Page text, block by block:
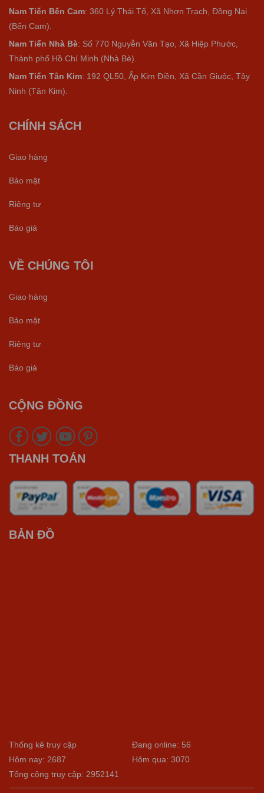
Nam Tiến Bến Cam: 360 Lý Thái Tổ, Xã Nhơn Trạch, Đồng Nai
(Bến Cam).
Nam Tiến Nhà Bè: Số 770 Nguyễn Văn Tạo, Xã Hiệp Phước,
Thành phố Hồ Chí Minh (Nhà Bè).
Nam Tiến Tân Kim: 192 QL50, Ấp Kim Điền, Xã Cần Giuộc, Tây
Ninh (Tân Kim).
CHÍNH SÁCH
Giao hàng
Bảo mật
Riêng tư
Báo giá
VỀ CHÚNG TÔI
Giao hàng
Bảo mật
Riêng tư
Báo giá
CỘNG ĐỒNG
THANH TOÁN
BẢN ĐỒ
Thống kê truy cập
Đang online: 56
Hôm nay: 2687
Hôm qua: 3070
Tổng cộng truy cập: 2952141